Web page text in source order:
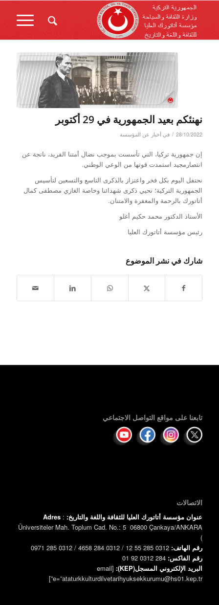
نهنئكم بعيد الجمهورية في 29 أكتوبر
28/10/2022
/ في أخبار عن المؤسسة
إن جمهورية تركيا، التي تأسست بموجب نضال أمتنا الفريد، ناتجة عن
انتصارمجيد استمدت قوتها من الوعي الوطني.
نحتفل اليوم بكل فخر واعتزاز بالذكرى التاسع والتسعين لتأسيس
الجمهورية التركية؛ نحيي ذكرى شهدائنا وخاصة الغازي مصطفى كمال
أتاتورك بالرحمة والمغفرة والامتنان.
الأستاذ الدكتور محمد حكيم أغلو
رئيس مؤسسة أتاتورك العليا
شارك في نشر الموضوع
تابعنا على مواقع التواصل الاجتماعي
الاتصالات
عنوان مؤسسة أتاتورك العليا للثقافة واللغة والتاريخ:
Adres :
Üniversiteler Mah. Toplum Cad. No.: 5 06800 Çankaya/ANKARA
)
رقم الهاتف:
رقم الفاكس:
البريد الإلكتروني المسجل(KEP):
[email
e=”ataturkkulturdilvetarihyuksekkurumu@hs01.kep.tr”]